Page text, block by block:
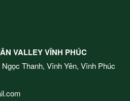
VALLEY VĨNH PHÚC
Thanh, Vĩnh Yên, Vĩnh Phúc